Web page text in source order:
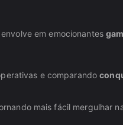
em emocionantes
e comparando
mais fácil mergulhar